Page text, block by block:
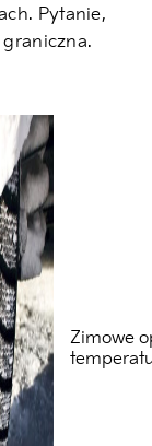
Pytanie,
Zimowe